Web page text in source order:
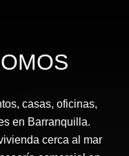
casas, oficinas,
en Barranquilla.
cerca al mar